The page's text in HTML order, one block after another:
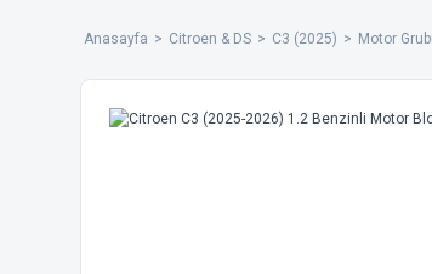
Anasayfa Citroen & DS C3 (2025) Motor